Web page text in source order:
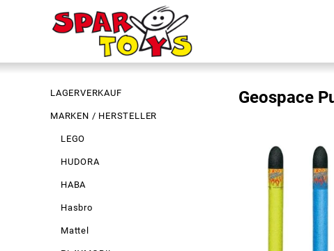
LAGERVERKAUF
MARKEN / HERSTELLER
LEGO
HUDORA
HABA
Hasbro
Mattel
Geospace